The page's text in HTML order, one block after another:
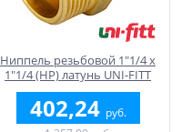
Ниппель резьбовой 1"1/4 x
1"1/4 (НР) латунь UNI-FITT
402,24 руб.